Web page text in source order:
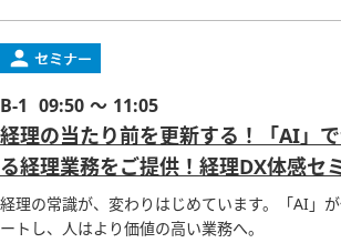
B-1 09:50 ～ 11:05
経理の当たり前を更新する！「AI」
る経理業務をご提供！経理DX体感セ
経理の常識が、変わりはじめています。「AI」
ートし、人はより価値の高い業務へ。